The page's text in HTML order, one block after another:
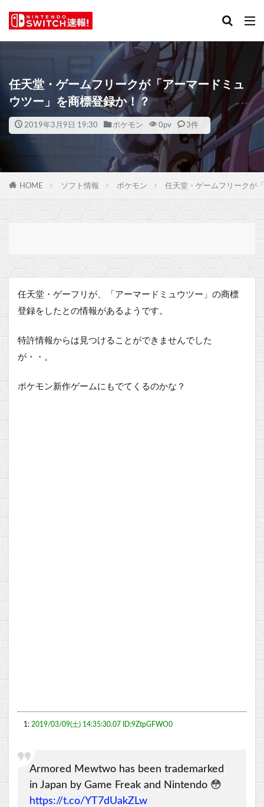
任天堂・ゲームフリークが「アーマードミュ
ウツー」を商標登録か！？
2019年3月9日 19:30 ポケモン 0pv 3件
HOME ソフト情報 ポケモン 任天堂・ゲームフリークが
任天堂・ゲーフリが、「アーマードミュウツー」の商標
登録をしたとの情報があるようです。
特許情報からは見つけることができませんでした
が・・。
ポケモン新作ゲームにもでてくるのかな？
1: 2019/03/09(土) 14:35:30.07 ID:9ZtpGFWO0
Armored Mewtwo has been trademarked
in Japan by Game Freak and Nintendo 😳
https://t.co/YT7dUakZLw